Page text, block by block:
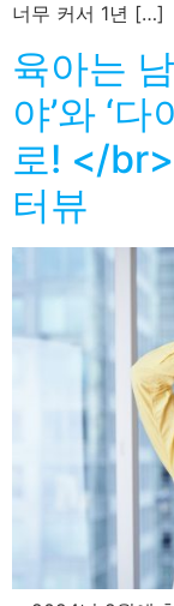
너무 커서 1년 […]
육아는
야’와 ‘
로! </
터뷰